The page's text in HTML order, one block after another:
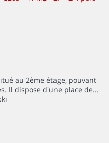
au 2ème étage, pouvant
Il dispose d'une place de...